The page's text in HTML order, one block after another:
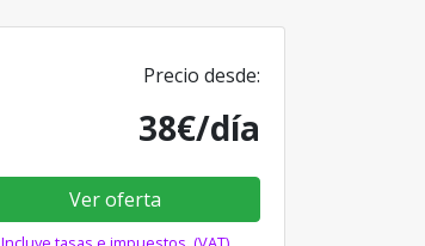
Precio desde:
38€/día
Ver oferta